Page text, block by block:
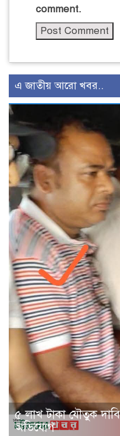
comment.
এ জাতীয় আরো খবর..
৫ লাখ টাকা যৌতুক
অভিযোগ